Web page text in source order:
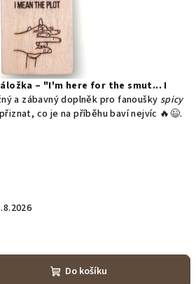
– "I'm here for the smut... I
a zábavný doplněk pro fanoušky spicy
co je na příběhu baví nejvíc 🔥😉.
Do košíku